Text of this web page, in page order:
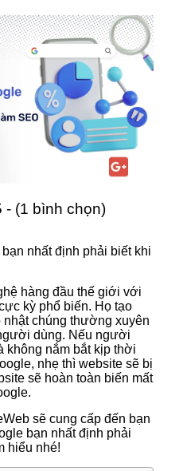
- (1 bình chọn)
nhất định phải biết khi
hàng đầu thế giới với
kỳ phổ biến. Họ tạo
chúng thường xuyên
dùng. Nếu người
không nắm bắt kịp thời
nhẹ thì website sẽ bị
sẽ hoàn toàn biến mất
sẽ cung cấp đến bạn
bạn nhất định phải
hiểu nhé!